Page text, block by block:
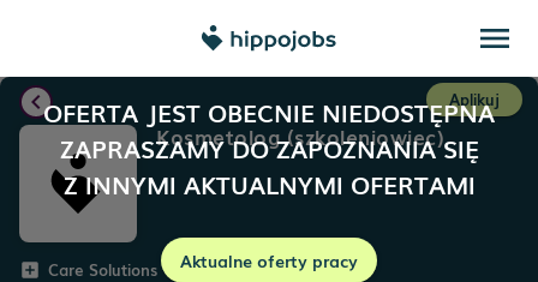
menu
OFERTA JEST OBECNIE NIEDOSTĘPNA
ZAPRASZAMY DO ZAPOZNANIA SIĘ
Z INNYMI AKTUALNYMI OFERTAMI
Aktualne oferty pracy
chevron_left Aplikuj
Kosmetolog (szkoleniowiec)
add_box Care Solutions